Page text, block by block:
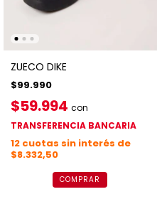
ZUECO DIKE
$99.990
$59.994 con
TRANSFERENCIA BANCARIA
12 cuotas sin interés de
$8.332,50
COMPRAR